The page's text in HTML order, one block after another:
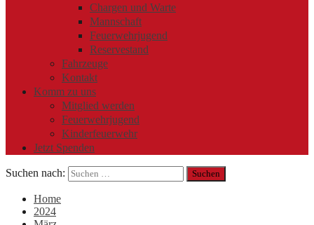
Chargen und Warte
Mannschaft
Feuerwehrjugend
Reservestand
Fahrzeuge
Kontakt
Komm zu uns
Mitglied werden
Feuerwehrjugend
Kinderfeuerwehr
Jetzt Spenden
Suchen nach:
Home
2024